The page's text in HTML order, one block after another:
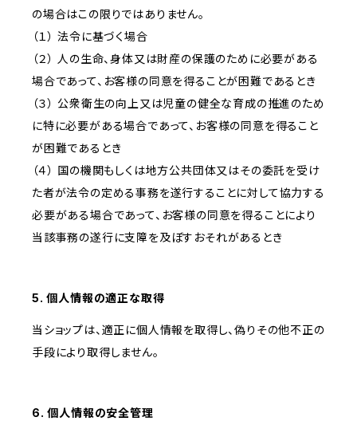
の場合はこの限りではありません。
（１） 法令に基づく場合
（２） 人の生命、身体又は財産の保護のために必要がある
場合であって、お客様の同意を得ることが困難であるとき
（３） 公衆衛生の向上又は児童の健全な育成の推進のため
に特に必要がある場合であって、お客様の同意を得ること
が困難であるとき
（４） 国の機関もしくは地方公共団体又はその委託を受け
た者が法令の定める事務を遂行することに対して協力する
必要がある場合であって、お客様の同意を得ることにより
当該事務の遂行に支障を及ぼすおそれがあるとき
5. 個人情報の適正な取得
当ショップは、適正に個人情報を取得し、偽りその他不正の
手段により取得しません。
6. 個人情報の安全管理